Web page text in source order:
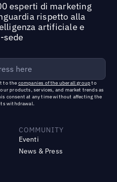
esperti di marketing
rispetto alla
artificiale e
sede
to the companies of the uberall groupto
products, services, and market trends as
consent at any time without affecting the
withdrawal.
COMMUNITY
Eventi
News & Press